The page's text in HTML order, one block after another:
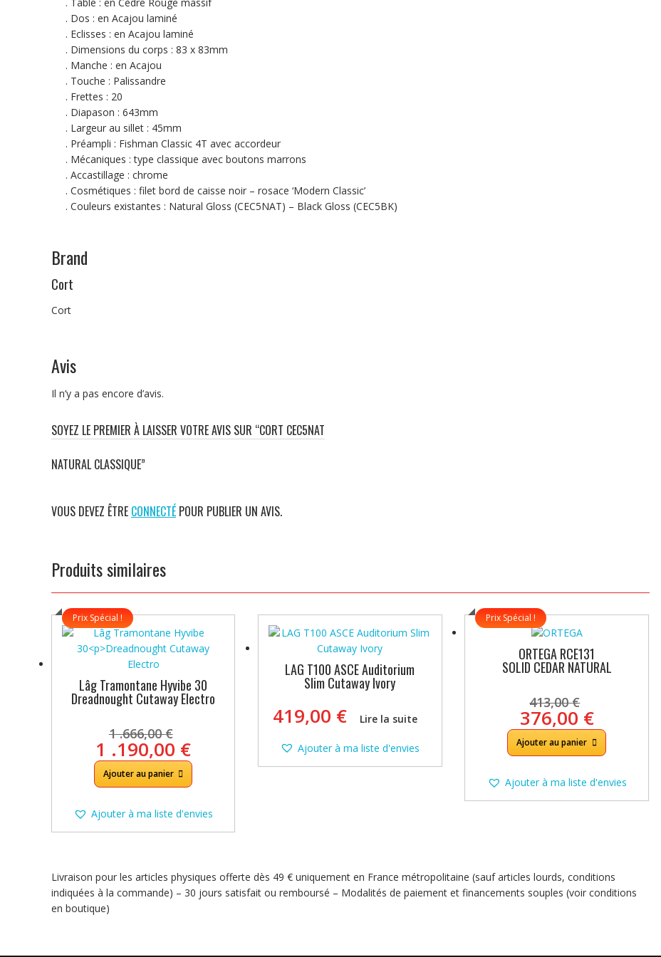
. Dos : en Acajou laminé
. Eclisses : en Acajou laminé
. Dimensions du corps : 83 x 83mm
. Manche : en Acajou
. Touche : Palissandre
. Frettes : 20
. Diapason : 643mm
. Largeur au sillet : 45mm
. Préampli : Fishman Classic 4T avec accordeur
. Mécaniques : type classique avec boutons marrons
. Accastillage : chrome
. Cosmétiques : filet bord de caisse noir – rosace ‘Modern Classic’
. Couleurs existantes : Natural Gloss (CEC5NAT) – Black Gloss (CEC5BK)
Brand
Cort
Cort
Avis
Il n’y a pas encore d’avis.
SOYEZ LE PREMIER À LAISSER VOTRE AVIS SUR “CORT CEC5NAT
NATURAL CLASSIQUE”
VOUS DEVEZ ÊTRE CONNECTÉ POUR PUBLIER UN AVIS.
Produits similaires
Prix Spécial !
Lâg Tramontane Hyvibe 30
Dreadnought Cutaway Electro
1 .666,00€ prix
initial
était :
1
.666,00 €.
1 .190,00 €Le
prix
actuel
1
.190,00 €.
Ajouter au panier
Ajouter à ma liste d'envies
LAG T100 ASCE Auditorium
Slim Cutaway Ivory
419,00 € Lire la suite
Ajouter à ma liste d'envies
Prix Spécial !
ORTEGA RCE131
SOLID CEDAR NATURAL
413,00€ prix
initial
était :
413,00 €.
376,00 €Le
prix
actuel
est :
376,00 €.
Ajouter au panier
Ajouter à ma liste d'envies
Livraison pour les articles physiques offerte dès 49 € uniquement en France métropolitaine (sauf articles lourds, conditions
indiquées à la commande) – 30 jours satisfait ou remboursé – Modalités de paiement et financements souples (voir conditions
en boutique)